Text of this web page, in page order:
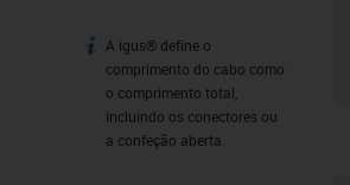
igus-icon-info
A igus® define o
comprimento do cabo como
o comprimento total,
incluindo os conectores ou
a confeção aberta.